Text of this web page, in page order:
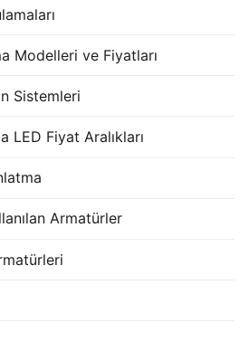
Modelleri ve Fiyatları
Sistemleri
LED Fiyat Aralıkları
Armatürler